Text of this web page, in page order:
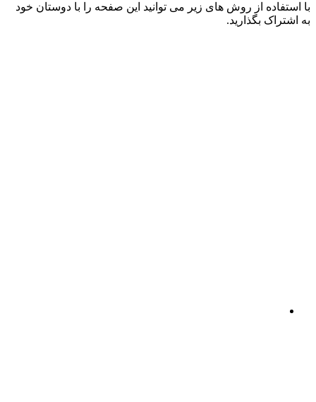
با استفاده از روش های زیر می توانید این صفحه را با دوستان خود
به اشتراک بگذارید.